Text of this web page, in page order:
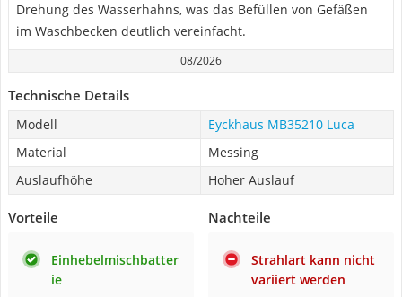
Drehung des Wasserhahns, was das Befüllen von Gefäßen
im Waschbecken deutlich vereinfacht.
08/2026
Technische Details
Modell
Eyckhaus MB35210 Luca
Material
Messing
Auslaufhöhe
Hoher Auslauf
Vorteile
Einhebelmischbatter
ie
Nachteile
Strahlart kann nicht
variiert werden